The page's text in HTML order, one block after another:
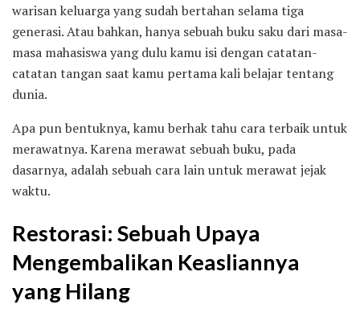
warisan keluarga yang sudah bertahan selama tiga
generasi. Atau bahkan, hanya sebuah buku saku dari masa-
masa mahasiswa yang dulu kamu isi dengan catatan-
catatan tangan saat kamu pertama kali belajar tentang
dunia.
Apa pun bentuknya, kamu berhak tahu cara terbaik untuk
merawatnya. Karena merawat sebuah buku, pada
dasarnya, adalah sebuah cara lain untuk merawat jejak
waktu.
Restorasi: Sebuah Upaya
Mengembalikan Keasliannya
yang Hilang